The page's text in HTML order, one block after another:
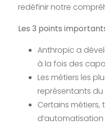
redéfinir notre
Les 3 points
Anthropic a
à la fois des
Les métiers les
représentants du
Certains